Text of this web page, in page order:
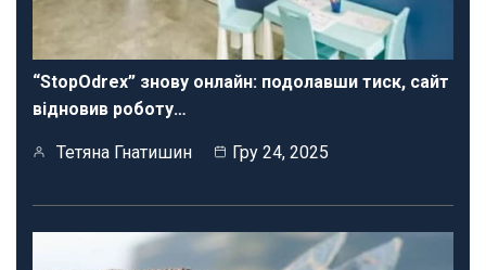
“StopOdrex” знову онлайн: подолавши тиск, сайт
відновив роботу…
Тетяна Гнатишин Гру 24, 2025